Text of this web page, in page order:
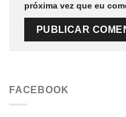
próxima vez que eu
FACEBOOK